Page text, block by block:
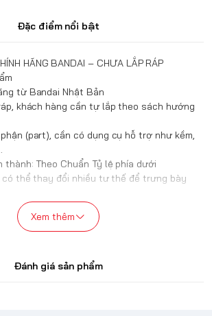
Đặc điểm nổi bật
HÃNG BANDAI – CHƯA LẮP RÁP
từ Bandai Nhật Bản
khách hàng cần tự lắp theo sách hướng
(part), cần có dụng cụ hỗ trợ như kềm,
thành: Theo Chuẩn Tỷ lệ phía dưới
có thể thay đổi nhiều tư thế để trưng bày
bấm khớp, không cần keo dán
PVC cao cấp, an toàn với sức khỏe
tại gian hàng #CheapHobby
Xem thêm
Đánh giá sản phẩm